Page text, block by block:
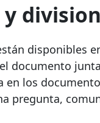
disponibles
documento
los
pregunta,